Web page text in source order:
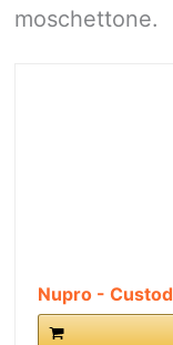
moschettone.
Nupro -